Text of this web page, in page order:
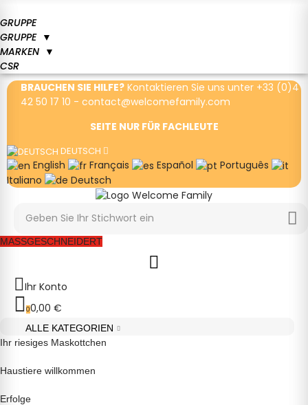
GRUPPE
GRUPPE ▼
MARKEN ▼
CSR
BRAUCHEN SIE HILFE? Kontaktieren Sie uns unter +33 (0)4
42 50 17 10 - contact@welcomefamily.com
SEITE NUR FÜR FACHLEUTE
DEUTSCH
English Français Español
Português
Italiano
Deutsch
MASSGESCHNEIDERT
Ihr Konto
00,00 €
ALLE KATEGORIEN
Ihr riesiges Maskottchen
Haustiere willkommen
Erfolge